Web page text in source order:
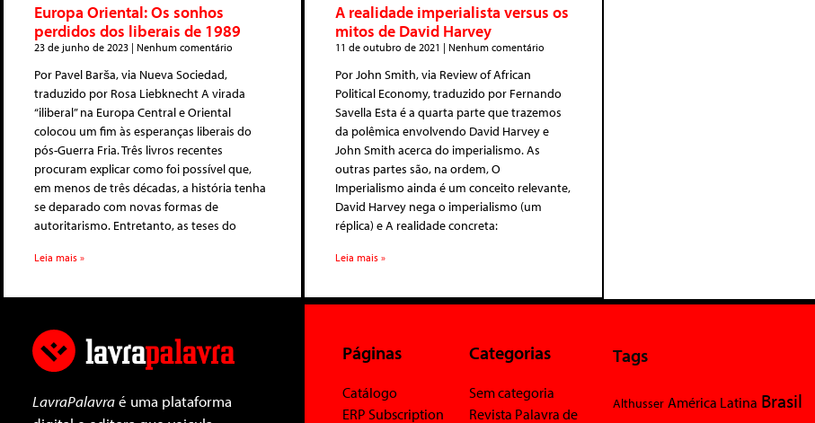
Europa Oriental: Os sonhos
perdidos dos liberais de 1989
23 de junho de 2023 Nenhum comentário
Por Pavel Barša, via Nueva Sociedad,
traduzido por Rosa Liebknecht A virada
“iliberal” na Europa Central e Oriental
colocou um fim às esperanças liberais do
pós-Guerra Fria. Três livros recentes
procuram explicar como foi possível que,
em menos de três décadas, a história tenha
se deparado com novas formas de
autoritarismo. Entretanto, as teses do
Leia mais »
A realidade imperialista versus os
mitos de David Harvey
11 de outubro de 2021 Nenhum comentário
Por John Smith, via Review of African
Political Economy, traduzido por Fernando
Savella Esta é a quarta parte que trazemos
da polêmica envolvendo David Harvey e
John Smith acerca do imperialismo. As
outras partes são, na ordem, O
Imperialismo ainda é um conceito relevante,
David Harvey nega o imperialismo (um
réplica) e A realidade concreta:
Leia mais »
LavraPalavraé uma plataforma
Páginas
Catálogo
ERP Subscription
Categorias
Sem categoria
Revista Palavra de
Tags
Althusser América Latina Brasil